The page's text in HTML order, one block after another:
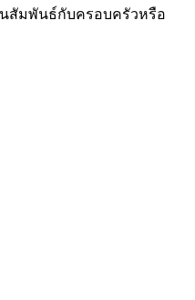
นสัมพันธ์กับครอบครัวหรือ